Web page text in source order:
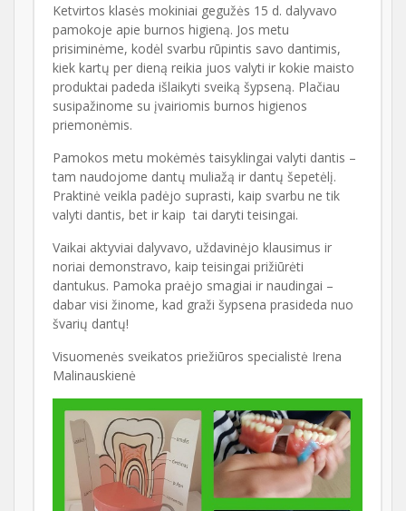
Ketvirtos klasės mokiniai gegužės 15 d. dalyvavo
pamokoje apie burnos higieną. Jos metu
prisiminėme, kodėl svarbu rūpintis savo dantimis,
kiek kartų per dieną reikia juos valyti ir kokie maisto
produktai padeda išlaikyti sveiką šypseną. Plačiau
susipažinome su įvairiomis burnos higienos
priemonėmis.
Pamokos metu mokėmės taisyklingai valyti dantis –
tam naudojome dantų muliažą ir dantų šepetėlį.
Praktinė veikla padėjo suprasti, kaip svarbu ne tik
valyti dantis, bet ir kaip tai daryti teisingai.
Vaikai aktyviai dalyvavo, uždavinėjo klausimus ir
noriai demonstravo, kaip teisingai prižiūrėti
dantukus. Pamoka praėjo smagiai ir naudingai –
dabar visi žinome, kad graži šypsena prasideda nuo
švarių dantų!
Visuomenės sveikatos priežiūros specialistė Irena
Malinauskienė